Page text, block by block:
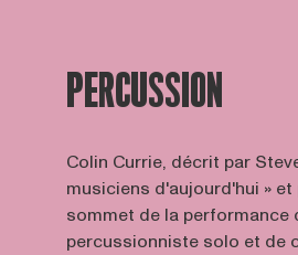
PERCUSSION
Colin Currie, décrit par
musiciens d'aujourd'hui »
sommet de la performance
percussionniste solo et de